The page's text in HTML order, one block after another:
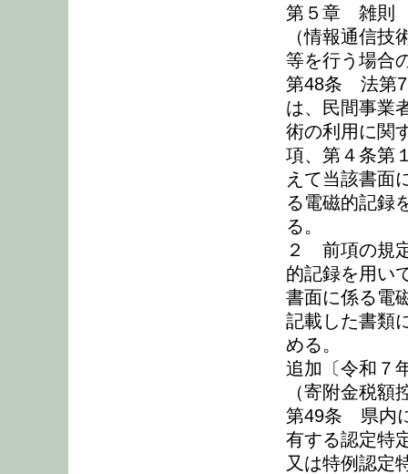
第５章 雑則
（情報通信
等を行う場合
第48条 法第
は、民間事業
術の利用に関
項、第４条第
えて当該書面
る電磁的記録
る。
２ 前項の規
的記録を用い
書面に係る電
記載した書類
める。
追加〔令和７
（寄附金税額
第49条 県内
有する認定特
又は特例認定